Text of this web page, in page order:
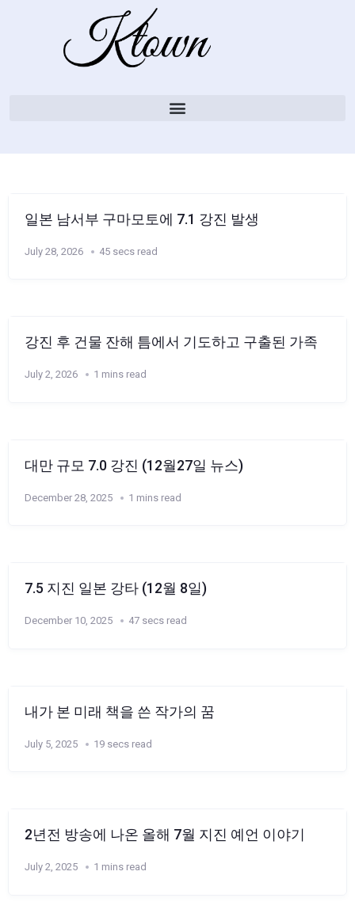
일본 남서부 구마모토에 7.1 강진 발생
July 28, 2026 45 secs read
강진 후 건물 잔해 틈에서 기도하고 구출된 가족
July 2, 2026 1 mins read
대만 규모 7.0 강진 (12월27일 뉴스)
December 28, 2025 1 mins read
7.5 지진 일본 강타 (12월 8일)
December 10, 2025 47 secs read
내가 본 미래 책을 쓴 작가의 꿈
July 5, 2025 19 secs read
2년전 방송에 나온 올해 7월 지진 예언 이야기
July 2, 2025 1 mins read